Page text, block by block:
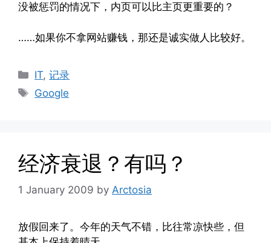
没被惩罚的情况下，内页可以比主页更重要的？
……如果你不拿网站赚钱，那还是诚实做人比较好。
Categories
IT,记录
Tags
Google
经济衰退？有吗？
1 January 2009 by Arctosia
放假回来了。今年的天气不错，比往常凉快些，但